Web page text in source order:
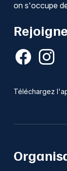
on s'occupe
Téléchargez